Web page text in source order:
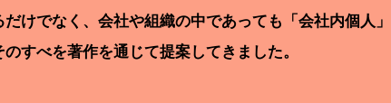
けでなく、会社や組織の中であっても「会社内個人
すべを著作を通じて提案してきました。